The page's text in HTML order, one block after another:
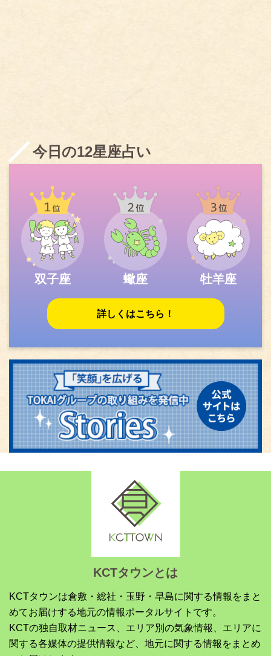
今日の12星座占い
双子座 蠍座 牡羊座
詳しくはこちら！
KCTタウンとは
KCTタウンは倉敷・総社・玉野・早島に関する情報をまと
めてお届けする地元の情報ポータルサイトです。
KCTの独自取材ニュース、エリア別の気象情報、エリアに
関する各媒体の提供情報など、地元に関する情報をまとめ